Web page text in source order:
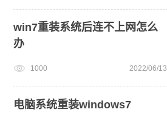
win7重装系统后连不上网怎么
办
1000 2022/06/13
电脑系统重装windows7